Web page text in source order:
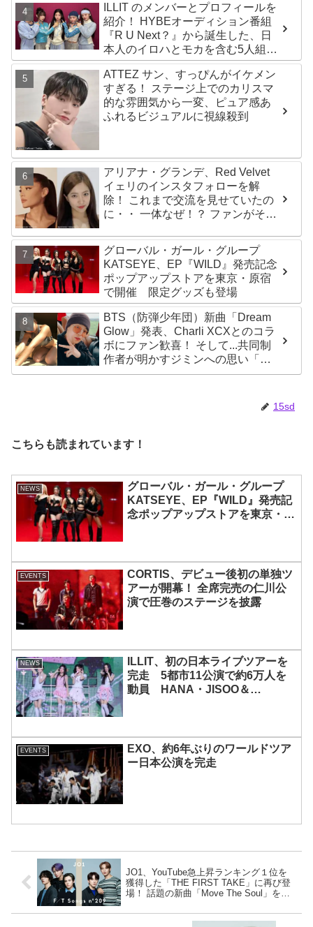
ILLIT のメンバーとプロフィールを
紹介！ HYBEオーディション番組
『R U Next？』から誕生した、日
本人のイロハとモカを含む5人組ガ
ールズグループ！ デビュー曲
「Magnetic」がいきなりの大ヒッ
ト
ATTEZ サン、すっぴんがイケメン
すぎる！ ステージ上でのカリスマ
的な雰囲気から一変、ピュア感あ
ふれるビジュアルに視線殺到
アリアナ・グランデ、Red Velvet
イェリのインスタフォローを解
除！ これまで交流を見せていたの
に・・ 一体なぜ！？ ファンがその
グローバル・ガール・グループ
KATSEYE、EP『WILD』発売記念
ポップアップストアを東京・原宿
で開催 限定グッズも登場
BTS（防弾少年団）新曲「Dream
Glow」発表、Charli XCXとのコラ
ボにファン歓喜！ そして...共同制
作者が明かすジミンへの思い「彼
の夢、そして彼の絶望から生まれ
15sd
こちらも読まれています！
NEWS
グローバル・ガール・グループ
KATSEYE、EP『WILD』発売記
念ポップアップストアを東京・原
EVENTS
CORTIS、デビュー後初の単独ツ
アーが開幕！ 全席完売の仁川公
演で圧巻のステージを披露
NEWS
ILLIT、初の日本ライブツアーを
完走 5都市11公演で約6万人を
動員 HANA・JISOO＆
EVENTS
EXO、約6年ぶりのワールドツア
ー日本公演を完走
JO1、YouTube急上昇ランキング１位を
獲得した「THE FIRST TAKE」に再び登
場！ 話題の新曲「Move The Soul」をオ